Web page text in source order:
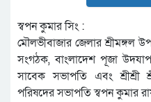
স্বপন কুমার সিং :
মৌলভীবাজার জেলার শ্রীমঙ্গল
সংগঠক, বাংলাদেশ পূজা
সাবেক সভাপতি এবং শ্রীশ্রী
পরিষদের সভাপতি স্বপন কুমার